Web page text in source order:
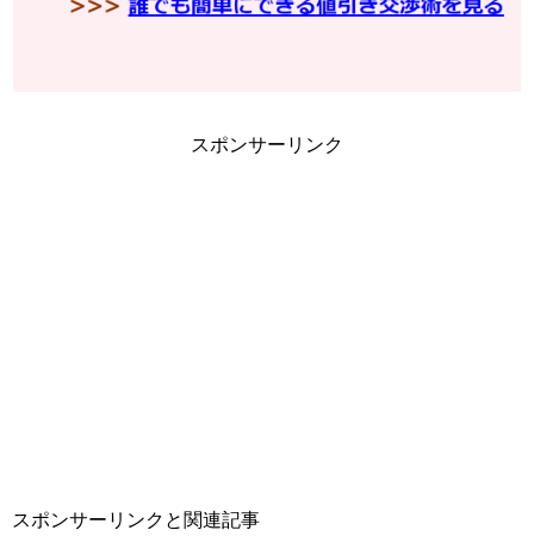
スポンサーリンク
スポンサーリンクと関連記事